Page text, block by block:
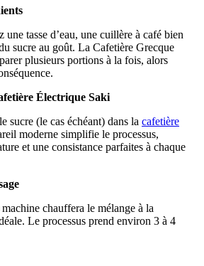
tasse d’eau, une cuillère à café bien
sucre au goût. La Cafetière Grecque
plusieurs portions à la fois, alors
Électrique Saki
sucre (le cas échéant) dans la cafetière
moderne simplifie le processus,
et une consistance parfaites à chaque
chauffera le mélange à la
Le processus prend environ 3 à 4